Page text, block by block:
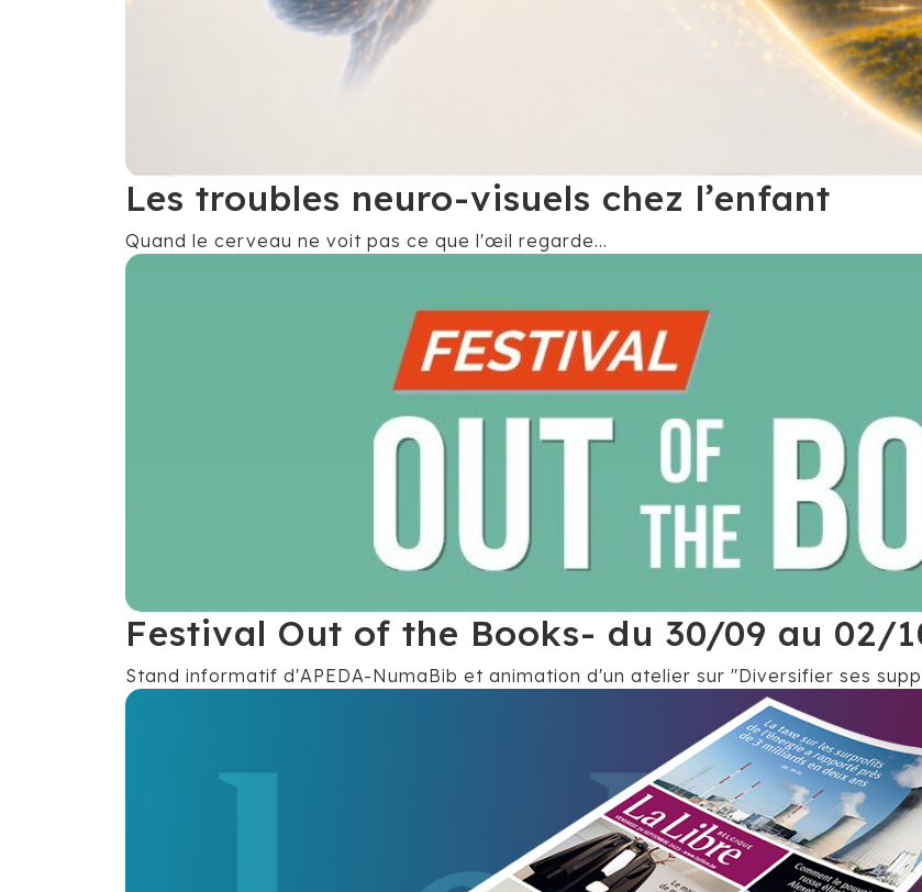
Les troubles neuro-visuels chez l’enfant
Quand le cerveau ne voit pas ce que l'œil regarde...
Festival Out of the Books- du 30/09 au 02/
Stand informatif d'APEDA-NumaBib et animation d'un atelier sur "Diversifier ses